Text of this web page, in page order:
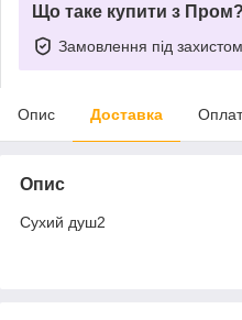
Що таке купити з Пром?
Замовлення під захистом
Опис Доставка
Опис
Сухий душ2